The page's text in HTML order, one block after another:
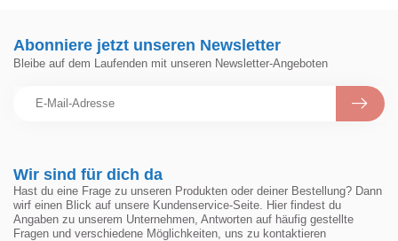
Wir sind für dich da
Hast du eine Frage zu unseren Produkten oder deiner Bestellung? Dann
wirf einen Blick auf unsere Kundenservice-Seite. Hier findest du
Angaben zu unserem Unternehmen, Antworten auf häufig gestellte
Fragen und verschiedene Möglichkeiten, uns zu kontaktieren
Abonniere jetzt unseren Newsletter
Bleibe auf dem Laufenden mit unseren Newsletter-Angeboten